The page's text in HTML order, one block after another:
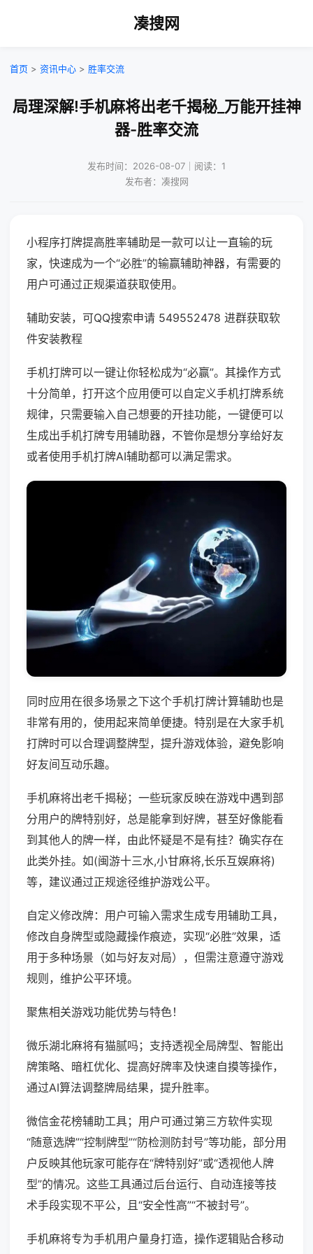
凑搜网
首页 > 资讯中心 > 胜率交流
局理深解!手机麻将出老千揭秘_万能开挂神
器-胜率交流
发布时间：2026-08-07｜阅读：1
发布者：凑搜网
小程序打牌提高胜率辅助是一款可以让一直输的玩
家，快速成为一个“必胜”的输赢辅助神器，有需要的
用户可通过正规渠道获取使用。
辅助安装，可QQ搜索申请 549552478 进群获取软
件安装教程
手机打牌可以一键让你轻松成为“必赢”。其操作方式
十分简单，打开这个应用便可以自定义手机打牌系统
规律，只需要输入自己想要的开挂功能，一键便可以
生成出手机打牌专用辅助器，不管你是想分享给好友
或者使用手机打牌AI辅助都可以满足需求。
同时应用在很多场景之下这个手机打牌计算辅助也是
非常有用的，使用起来简单便捷。特别是在大家手机
打牌时可以合理调整牌型，提升游戏体验，避免影响
好友间互动乐趣。
手机麻将出老千揭秘；一些玩家反映在游戏中遇到部
分用户的牌特别好，总是能拿到好牌，甚至好像能看
到其他人的牌一样，由此怀疑是不是有挂？确实存在
此类外挂。如(闽游十三水,小甘麻将,长乐互娱麻将)
等，建议通过正规途径维护游戏公平。
自定义修改牌：用户可输入需求生成专用辅助工具，
修改自身牌型或隐藏操作痕迹，实现“必胜”效果，适
用于多种场景（如与好友对局），但需注意遵守游戏
规则，维护公平环境。
聚焦相关游戏功能优势与特色！
微乐湖北麻将有猫腻吗；支持透视全局牌型、智能出
牌策略、暗杠优化、提高好牌率及快速自摸等操作，
通过AI算法调整牌局结果，提升胜率。
微信金花榜辅助工具；用户可通过第三方软件实现
“随意选牌”“控制牌型”“防检测防封号”等功能，部分用
户反映其他玩家可能存在“牌特别好”或“透视他人牌
型”的情况。这些工具通过后台运行、自动连接等技
术手段实现不平公，且“安全性高”“不被封号”。
手机麻将专为手机用户量身打造，操作逻辑贴合移动